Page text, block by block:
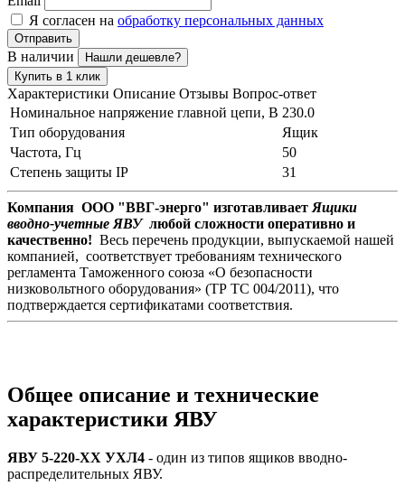
Я согласен на обработку персональных данных
Отправить
В наличии
Нашли дешевле?
Купить в 1 клик
Характеристики Описание Отзывы Вопрос-ответ
Номинальное напряжение главной цепи, В 230.0
Тип оборудования
Ящик
Частота, Гц
50
Степень защиты IP
31
Компания ООО "ВВГ-энерго" изготавливает Ящики
вводно-учетные ЯВУ любой сложности оперативно и
качественно! Весь перечень продукции, выпускаемой нашей
компанией, соответствует требованиям технического
регламента Таможенного союза «О безопасности
низковольтного оборудования» (ТР ТС 004/2011), что
подтверждается сертификатами соответствия.
Общее описание и технические
характеристики ЯВУ
ЯВУ 5-220-ХХ УХЛ4 - один из типов ящиков вводно-
распределительных ЯВУ.